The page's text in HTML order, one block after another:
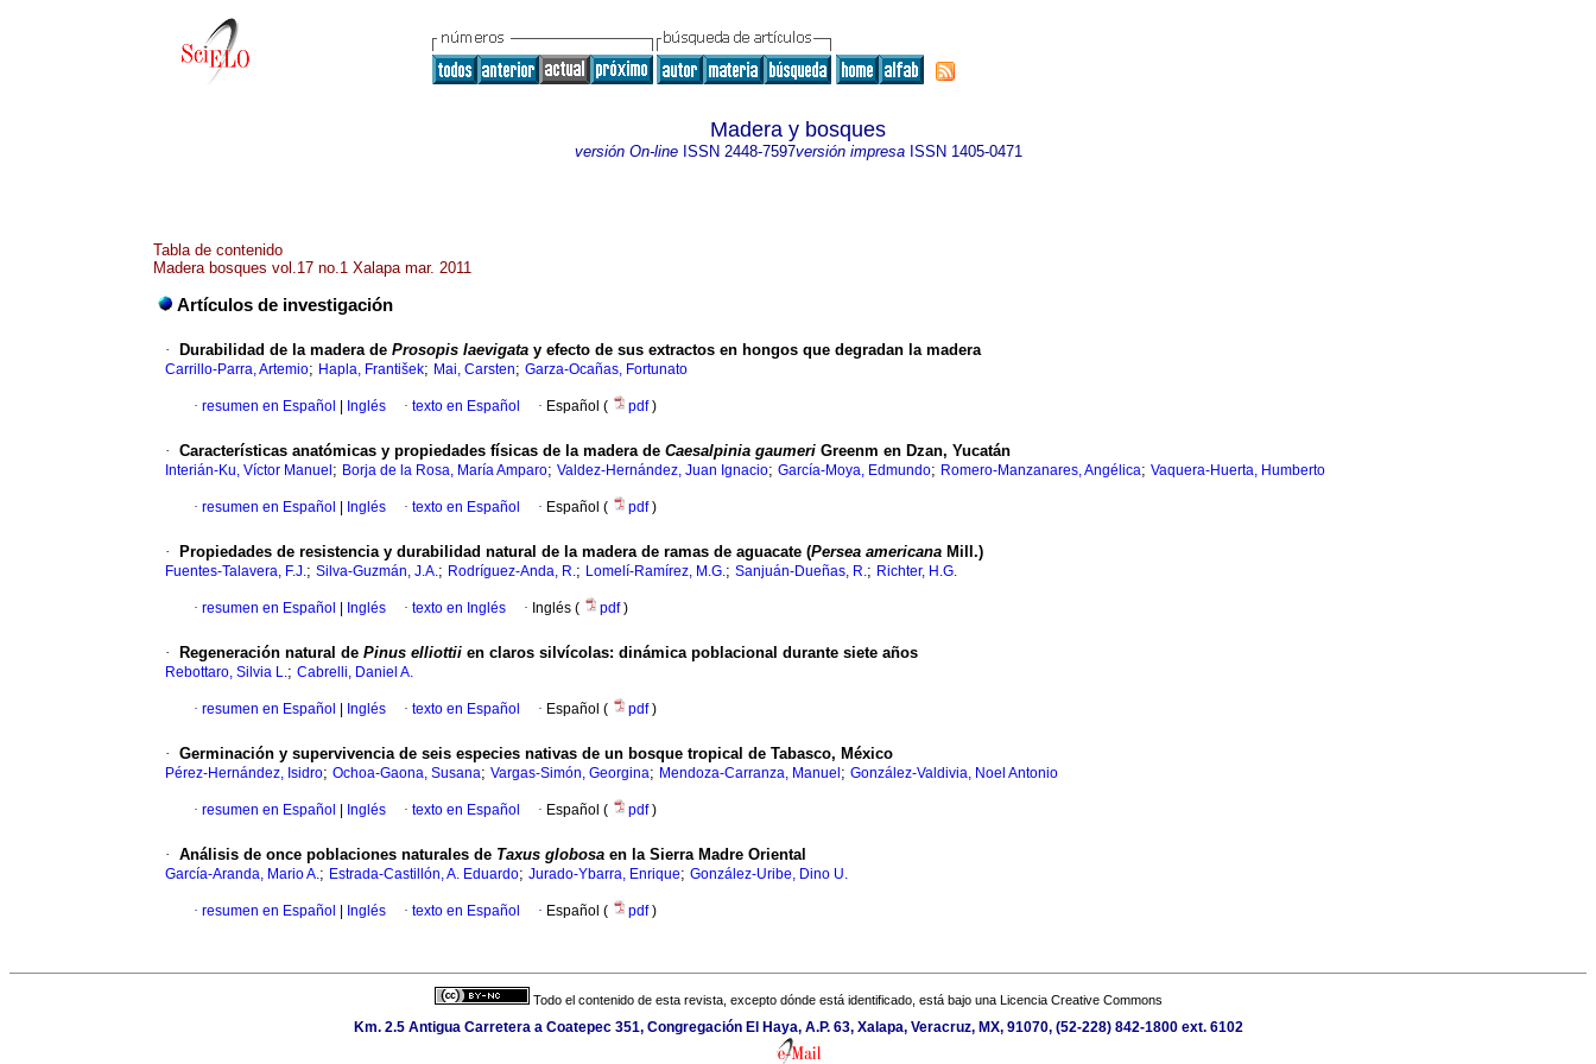
Madera y bosques
versión On-lineISSN 2448-7597versión impresaISSN 1405-0471
Tabla de contenido
Madera bosques vol.17 no.1 Xalapa mar. 2011
Artículos de investigación
· Durabilidad de la madera de Prosopis laevigata y efecto de sus extractos en hongos que degradan la madera
Carrillo-Parra, Artemio; Hapla, František; Mai, Carsten; Garza-Ocañas, Fortunato
· resumen en Español Inglés · texto en Español · Español ( pdf)
· Características anatómicas y propiedades físicas de la madera de Caesalpinia gaumeri Greenm en Dzan, Yucatán
Interián-Ku, Víctor Manuel ; Borja de la Rosa, María Amparo; Valdez-Hernández, Juan Ignacio; García-Moya, Edmundo; Romero-Manzanares, Angélica; Vaquera-Huerta, Humberto
· resumen en Español Inglés · texto en Español · Español ( pdf)
· Propiedades de resistencia y durabilidad natural de la madera de ramas de aguacate (Persea americana Mill.)
Fuentes-Talavera, F.J.; Silva-Guzmán, J.A.; Rodríguez-Anda, R.; Lomelí-Ramírez, M.G.; Sanjuán-Dueñas, R.; Richter, H.G.
· resumen en Español Inglés · texto en Inglés · Inglés ( pdf)
· Regeneración natural de Pinus elliottii en claros silvícolas: dinámica poblacional durante siete años
Rebottaro, Silvia L.; Cabrelli, Daniel A.
· resumen en Español Inglés · texto en Español · Español ( pdf)
· Germinación y supervivencia de seis especies nativas de un bosque tropical de Tabasco, México
Pérez-Hernández, Isidro; Ochoa-Gaona, Susana; Vargas-Simón, Georgina; Mendoza-Carranza, Manuel ; González-Valdivia, Noel Antonio
· resumen en Español Inglés · texto en Español · Español ( pdf)
· Análisis de once poblaciones naturales de Taxus globosa en la Sierra Madre Oriental
García-Aranda, Mario A.; Estrada-Castillón, A. Eduardo; Jurado-Ybarra, Enrique; González-Uribe, Dino U.
· resumen en Español Inglés · texto en Español · Español ( pdf)
Todo el contenido de esta revista, excepto dónde está identificado, está bajo una Licencia Creative Commons
Km. 2.5 Antigua Carretera a Coatepec 351, Congregación El Haya, A.P. 63, Xalapa, Veracruz, MX, 91070, (52-228) 842-1800 ext. 6102